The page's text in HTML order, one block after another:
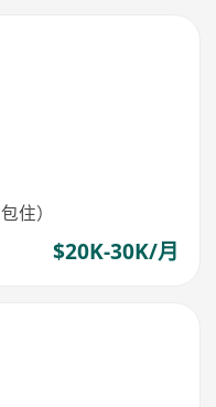
住）
$20K-30K/月